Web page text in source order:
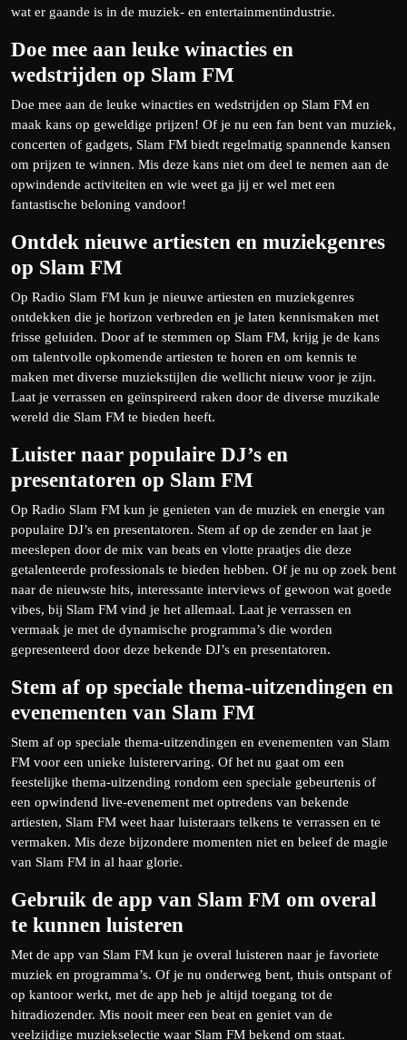
wat er gaande is in de muziek- en entertainmentindustrie.
Doe mee aan leuke winacties en
wedstrijden op Slam FM
Doe mee aan de leuke winacties en wedstrijden op Slam FM en
maak kans op geweldige prijzen! Of je nu een fan bent van muziek,
concerten of gadgets, Slam FM biedt regelmatig spannende kansen
om prijzen te winnen. Mis deze kans niet om deel te nemen aan de
opwindende activiteiten en wie weet ga jij er wel met een
fantastische beloning vandoor!
Ontdek nieuwe artiesten en muziekgenres
op Slam FM
Op Radio Slam FM kun je nieuwe artiesten en muziekgenres
ontdekken die je horizon verbreden en je laten kennismaken met
frisse geluiden. Door af te stemmen op Slam FM, krijg je de kans
om talentvolle opkomende artiesten te horen en om kennis te
maken met diverse muziekstijlen die wellicht nieuw voor je zijn.
Laat je verrassen en geïnspireerd raken door de diverse muzikale
wereld die Slam FM te bieden heeft.
Luister naar populaire DJ’s en
presentatoren op Slam FM
Op Radio Slam FM kun je genieten van de muziek en energie van
populaire DJ’s en presentatoren. Stem af op de zender en laat je
meeslepen door de mix van beats en vlotte praatjes die deze
getalenteerde professionals te bieden hebben. Of je nu op zoek bent
naar de nieuwste hits, interessante interviews of gewoon wat goede
vibes, bij Slam FM vind je het allemaal. Laat je verrassen en
vermaak je met de dynamische programma’s die worden
gepresenteerd door deze bekende DJ’s en presentatoren.
Stem af op speciale thema-uitzendingen en
evenementen van Slam FM
Stem af op speciale thema-uitzendingen en evenementen van Slam
FM voor een unieke luisterervaring. Of het nu gaat om een
feestelijke thema-uitzending rondom een speciale gebeurtenis of
een opwindend live-evenement met optredens van bekende
artiesten, Slam FM weet haar luisteraars telkens te verrassen en te
vermaken. Mis deze bijzondere momenten niet en beleef de magie
van Slam FM in al haar glorie.
Gebruik de app van Slam FM om overal
te kunnen luisteren
Met de app van Slam FM kun je overal luisteren naar je favoriete
muziek en programma’s. Of je nu onderweg bent, thuis ontspant of
op kantoor werkt, met de app heb je altijd toegang tot de
hitradiozender. Mis nooit meer een beat en geniet van de
veelzijdige muziekselectie waar Slam FM bekend om staat.